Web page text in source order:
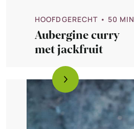
HOOFDGERECHT • 50 MIN
Aubergine curry
met jackfruit